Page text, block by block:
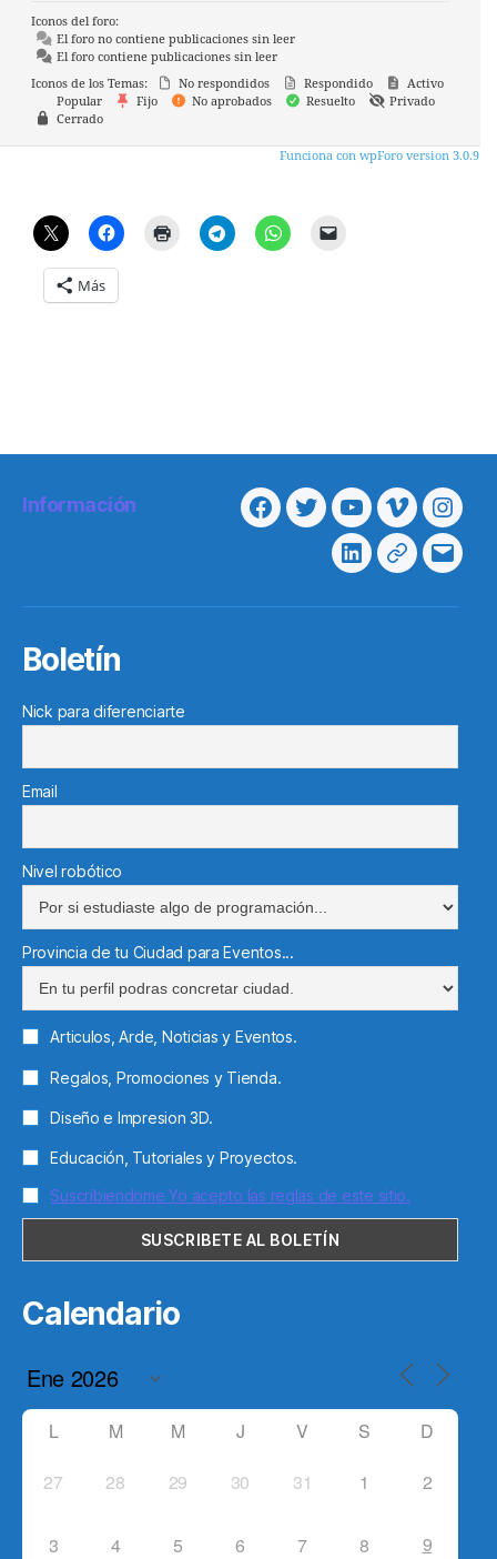
Iconos del foro:
El foro no contiene publicaciones sin leer
El foro contiene publicaciones sin leer
Iconos de los Temas:
No respondidos Respondido
Activo
Popular
Fijo No aprobados Resuelto
Privado
Cerrado
Funciona con wpForo version 3.0.9
Más
Información
Facebook
TwitterYoutubeVimeo
LinkedinTelegram
Boletín
Nick para diferenciarte
Email
Nivel robótico
Provincia de tu Ciudad para Eventos...
Articulos, Arde, Noticias y Eventos.
Regalos, Promociones y Tienda.
Diseño e Impresion 3D.
Educación, Tutoriales y Proyectos.
Suscribiendome Yo acepto las reglas de este sitio.
Calendario
L M M J V S D
27 28 29 30 31 1 2
3 4 5 6 7 8 9